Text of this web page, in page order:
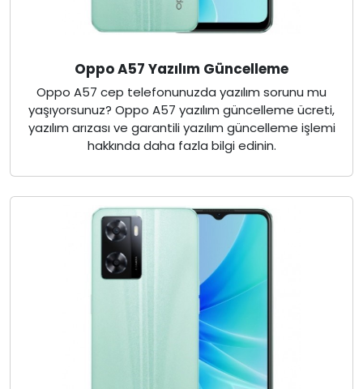
Oppo A57 Yazılım Güncelleme
Oppo A57 cep telefonunuzda yazılım sorunu mu
yaşıyorsunuz? Oppo A57 yazılım güncelleme ücreti,
yazılım arızası ve garantili yazılım güncelleme işlemi
hakkında daha fazla bilgi edinin.